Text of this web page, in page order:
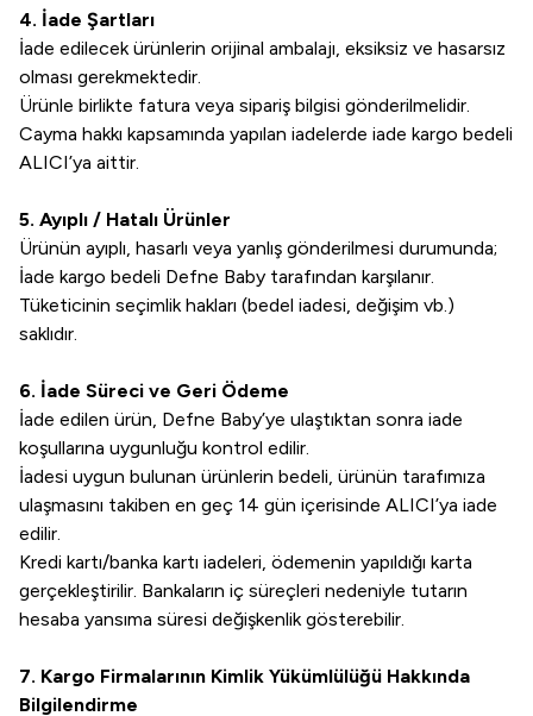
4. İade Şartları
İade edilecek ürünlerin orijinal ambalajı, eksiksiz ve hasarsız
olması gerekmektedir.
Ürünle birlikte fatura veya sipariş bilgisi gönderilmelidir.
Cayma hakkı kapsamında yapılan iadelerde iade kargo bedeli
ALICI’ya aittir.
5. Ayıplı / Hatalı Ürünler
Ürünün ayıplı, hasarlı veya yanlış gönderilmesi durumunda;
İade kargo bedeli Defne Baby tarafından karşılanır.
Tüketicinin seçimlik hakları (bedel iadesi, değişim vb.)
saklıdır.
6. İade Süreci ve Geri Ödeme
İade edilen ürün, Defne Baby’ye ulaştıktan sonra iade
koşullarına uygunluğu kontrol edilir.
İadesi uygun bulunan ürünlerin bedeli, ürünün tarafımıza
ulaşmasını takiben en geç 14 gün içerisinde ALICI’ya iade
edilir.
Kredi kartı/banka kartı iadeleri, ödemenin yapıldığı karta
gerçekleştirilir. Bankaların iç süreçleri nedeniyle tutarın
hesaba yansıma süresi değişkenlik gösterebilir.
7. Kargo Firmalarının Kimlik Yükümlülüğü Hakkında
Bilgilendirme